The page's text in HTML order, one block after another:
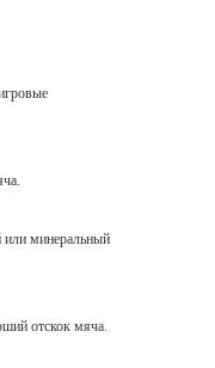
или минеральный
отскок мяча.